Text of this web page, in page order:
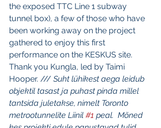
the exposed TTC Line 1 subway
tunnel box), a few of those who have
been working away on the project
gathered to enjoy this first
performance on the KESKUS site.
Thank you Kungla, led by Taimi
Hooper. /// Suht lühikest aega leidub
objektil tasast ja puhast pinda millel
tantsida juletakse, nimelt Toronto
metrootunnelite Liinil #1 peal.  Mõned